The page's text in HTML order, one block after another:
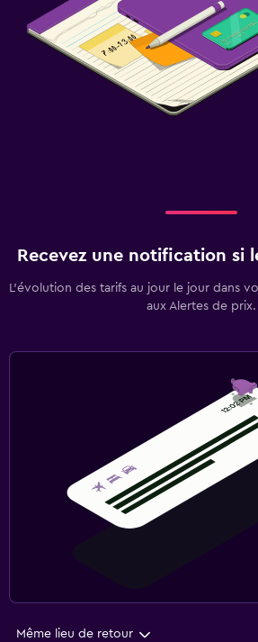
Recevez une notification si
L’évolution des tarifs au jour le jour dans
aux Alertes de prix.
Même lieu de retour